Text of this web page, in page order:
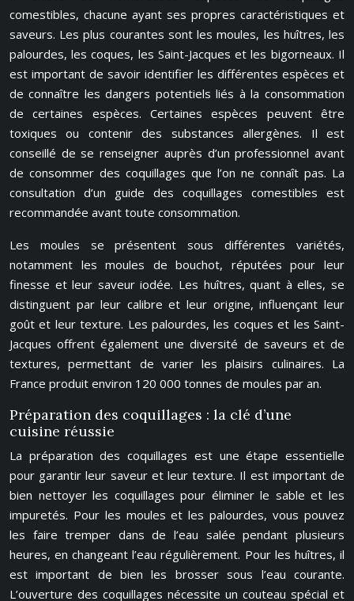
comestibles, chacune ayant ses propres caractéristiques et
saveurs. Les plus courantes sont les moules, les huîtres, les
palourdes, les coques, les Saint-Jacques et les bigorneaux. Il
est important de savoir identifier les différentes espèces et
de connaître les dangers potentiels liés à la consommation
de certaines espèces. Certaines espèces peuvent être
toxiques ou contenir des substances allergènes. Il est
conseillé de se renseigner auprès d’un professionnel avant
de consommer des coquillages que l’on ne connaît pas. La
consultation d’un guide des coquillages comestibles est
recommandée avant toute consommation.
Les moules se présentent sous différentes variétés,
notamment les moules de bouchot, réputées pour leur
finesse et leur saveur iodée. Les huîtres, quant à elles, se
distinguent par leur calibre et leur origine, influençant leur
goût et leur texture. Les palourdes, les coques et les Saint-
Jacques offrent également une diversité de saveurs et de
textures, permettant de varier les plaisirs culinaires. La
France produit environ 120 000 tonnes de moules par an.
Préparation des coquillages : la clé d’une
cuisine réussie
La préparation des coquillages est une étape essentielle
pour garantir leur saveur et leur texture. Il est important de
bien nettoyer les coquillages pour éliminer le sable et les
impuretés. Pour les moules et les palourdes, vous pouvez
les faire tremper dans de l’eau salée pendant plusieurs
heures, en changeant l’eau régulièrement. Pour les huîtres, il
est important de bien les brosser sous l’eau courante.
L’ouverture des coquillages nécessite un couteau spécial et